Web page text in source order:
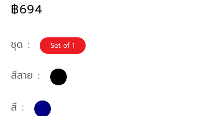
฿694
ชุด Set of 1
สี
สีสาย